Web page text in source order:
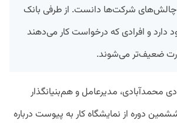
چالش‌های شرکت‌ها دانست. از طرفی بانک
دارد و افرادی که درخواست کار می‌دهند
ضعیف‌تر می‌شوند.
محمدآبادی، مدیرعامل و هم‌بنیانگذار
دوره از نمایشگاه کار به پیوست درباره